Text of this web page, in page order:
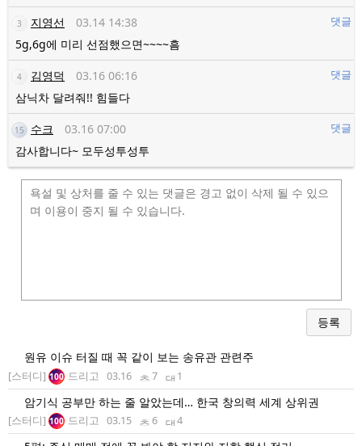
3 지영선 03.14 14:38 댓글
5g,6g에 미리 선점했으면~~~~흠
4 김영덕 03.16 06:16 댓글
삼닉차 달려줘!! 힘들다
15 수크 03.16 07:00 댓글
감사합니다~ 모두성투성투
등록
원유 이슈 터질 때 꼭 같이 보는 송유관 관련주
[스터디] 100 드리고 03.16 7 1
암기식 공부만 하는 줄 알았는데… 한국 창의력 세계 상위권
[스터디] 100 드리고 03.15 6 4